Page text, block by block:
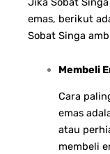
emas, berikut
Sobat Singa
Membeli
Cara
emas
atau
membeli